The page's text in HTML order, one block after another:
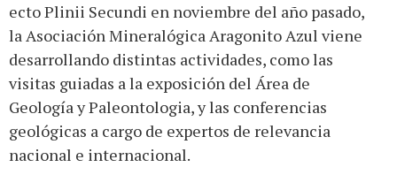
ecto Plinii Secundi en noviembre del año pasado,
la Asociación Mineralógica Aragonito Azul viene
desarrollando distintas actividades, como las
visitas guiadas a la exposición del Área de
Geología y Paleontologia, y las conferencias
geológicas a cargo de expertos de relevancia
nacional e internacional.